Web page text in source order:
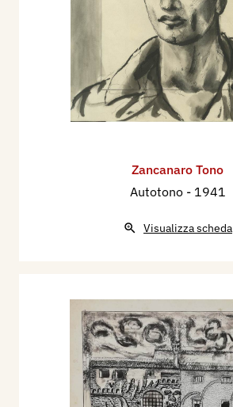
Zancanaro Tono
Autotono - 1941
Visualizza scheda